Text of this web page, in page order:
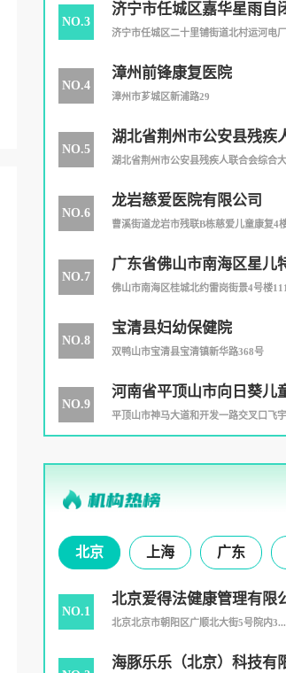
NO.3
济宁市任城区嘉华星雨自
心
济宁市任城区二十里铺街道北村运河电
NO.4
漳州前锋康复医院
漳州市芗城区新浦路29
NO.5
湖北省荆州市公安县残疾
湖北省荆州市公安县残疾人联合会综合
NO.6
龙岩慈爱医院有限公司
曹溪街道龙岩市残联B栋慈爱儿童康复4
NO.7
广东省佛山市南海区星儿
训中心
佛山市南海区桂城北约雷岗街景4号楼
NO.8
宝清县妇幼保健院
双鸭山市宝清县宝清镇新华路368号
NO.9
河南省平顶山市向日葵儿
中心
平顶山市神马大道和开发一路交叉口飞
北京 上海 广东
NO.1
北京爱得法健康管理有限
北京北京市朝阳区广顺北大街5号院内3...
海豚乐乐（北京）科技有